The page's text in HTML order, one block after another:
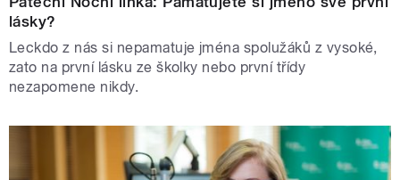
lásky?
Leckdo z nás si nepamatuje jména spolužáků z vysoké,
zato na první lásku ze školky nebo první třídy
nezapomene nikdy.